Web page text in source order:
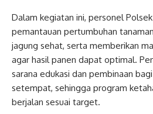
Dalam kegiatan ini, personel
pemantauan pertumbuhan
jagung sehat, serta memberikan
agar hasil panen dapat optimal.
sarana edukasi dan pembinaan
setempat, sehingga program
berjalan sesuai target.